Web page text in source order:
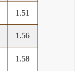
1.51
1.56
1.58